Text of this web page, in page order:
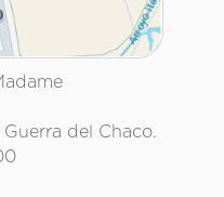
del Chaco.